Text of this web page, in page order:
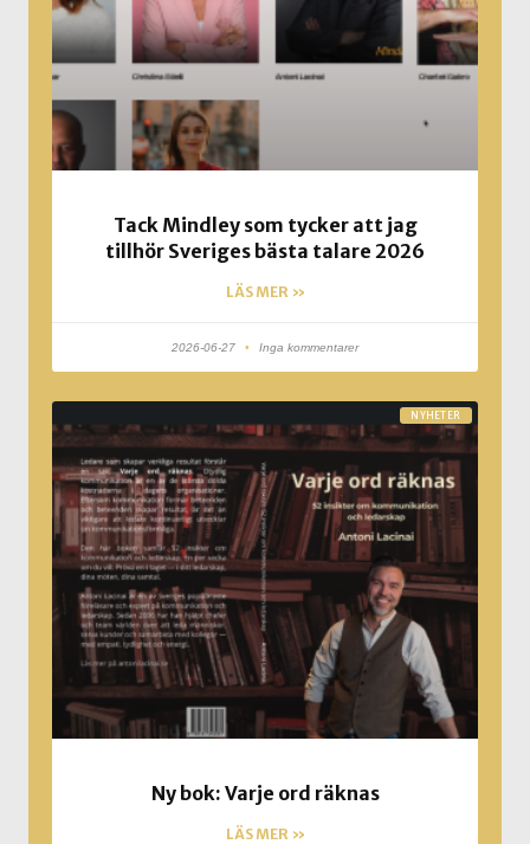
Tack Mindley som tycker att jag
tillhör Sveriges bästa talare 2026
LÄS MER »
2026-06-27 Inga kommentarer
NYHETER
Ny bok: Varje ord räknas
LÄS MER »